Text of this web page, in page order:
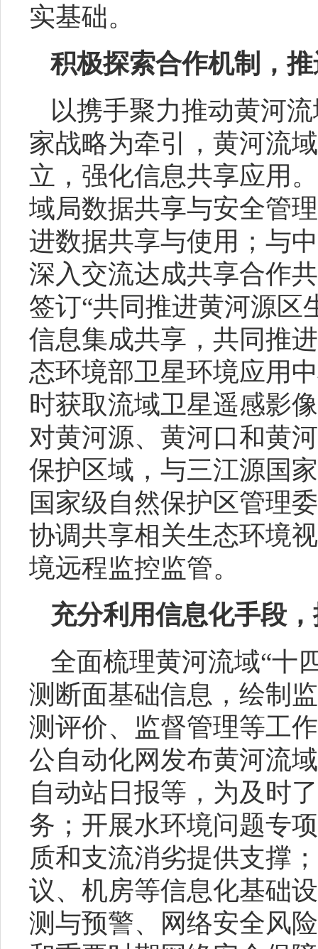
实基础。
积极探索合作机制，
以携手聚力推动黄河
家战略为牵引，黄河流
立，强化信息共享应用
域局数据共享与安全管
进数据共享与使用；与
深入交流达成共享合作
签订“共同推进黄河源区
信息集成共享，共同推
态环境部卫星环境应用
时获取流域卫星遥感影
对黄河源、黄河口和黄
保护区域，与三江源国
国家级自然保护区管理
协调共享相关生态环境
境远程监控监管。
充分利用信息化手段
全面梳理黄河流域“十
测断面基础信息，绘制
测评价、监督管理等工
公自动化网发布黄河流
自动站日报等，为及时
务；开展水环境问题专
质和支流消劣提供支撑
议、机房等信息化基础
测与预警、网络安全风